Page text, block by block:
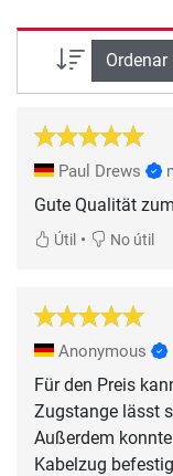
Ordenar
Paul Drews
Útil • No útil
Anonymous
Für den Preis
Zugstange lässt
Außerdem
Kabelzug